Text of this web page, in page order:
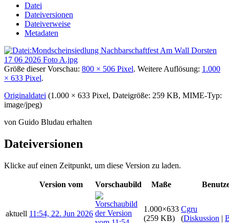
Datei
Dateiversionen
Dateiverweise
Metadaten
Größe dieser Vorschau: 800 × 506 Pixel. Weitere Auflösung: 1.000
× 633 Pixel.
Originaldatei (1.000 × 633 Pixel, Dateigröße: 259 KB, MIME-Typ:
image/jpeg)
von Guido Bludau erhalten
Dateiversionen
Klicke auf einen Zeitpunkt, um diese Version zu laden.
Version vom Vorschaubild Maße
aktuell 11:54, 22. Jun 2026
1.000×633
(259 KB)
Cgru
(Diskussion |